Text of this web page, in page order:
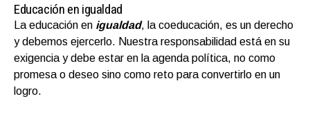
Educación en igualdad
La educación en igualdad, la coeducación, es un derecho
y debemos ejercerlo. Nuestra responsabilidad está en su
exigencia y debe estar en la agenda política, no como
promesa o deseo sino como reto para convertirlo en un
logro.